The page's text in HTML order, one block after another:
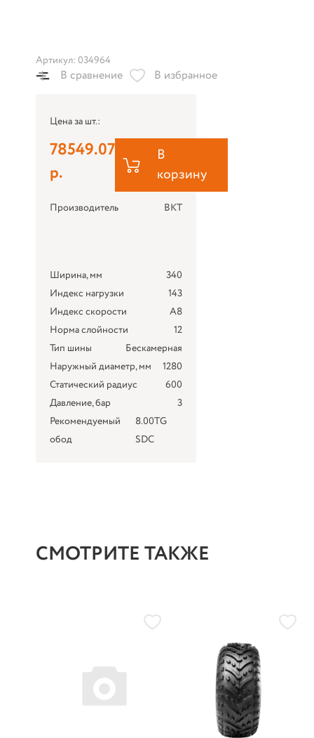
Артикул: 034964
В сравнение В избранное
Цена за шт.:
78549.07
р.
В
корзину
Производитель BKT
Ширина, мм
340
Индекс нагрузки
143
Индекс скорости
A8
Норма слойности
12
Тип шины
Бескамерная
Наружный диаметр, мм
1280
Статический радиус
600
Давление, бар
3
Рекомендуемый
обод
8.00TG
SDC
СМОТРИТЕ ТАКЖЕ